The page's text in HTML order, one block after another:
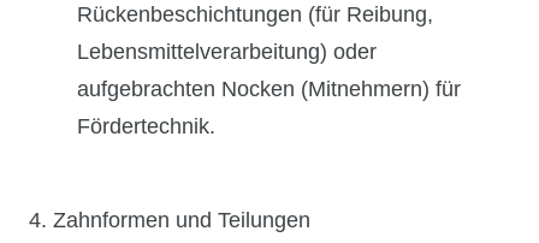
Rückenbeschichtungen (für Reibung,
Lebensmittelverarbeitung) oder
aufgebrachten Nocken (Mitnehmern) für
Fördertechnik.
4. Zahnformen und Teilungen